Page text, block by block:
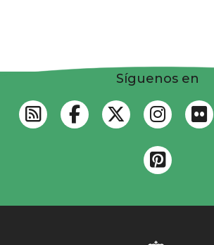
Síguenos en